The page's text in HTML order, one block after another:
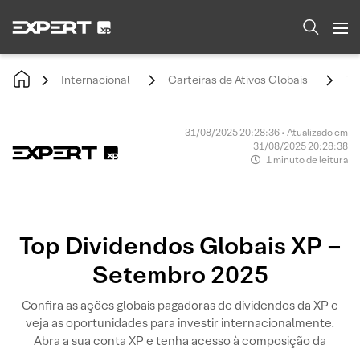
Internacional Carteiras de Ativos Globais
31/08/2025 20:28:36 • Atualizado em
31/08/2025 20:28:38
1 minuto de leitura
Top Dividendos Globais XP –
Setembro 2025
Confira as ações globais pagadoras de dividendos da XP e
veja as oportunidades para investir internacionalmente.
Abra a sua conta XP e tenha acesso à composição da